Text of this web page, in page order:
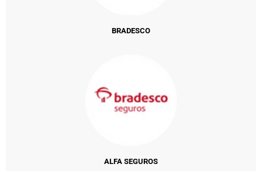
BRADESCO
ALFA SEGUROS